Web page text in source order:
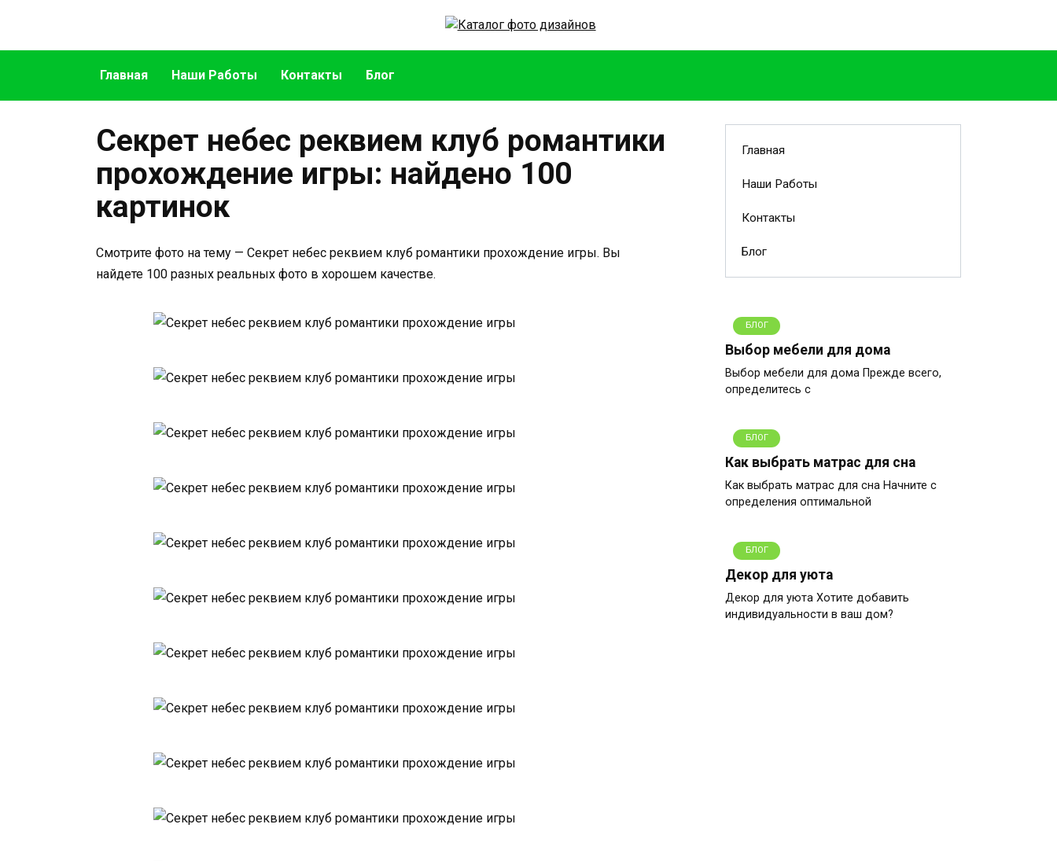
Главная
Наши Работы Контакты Блог
Секрет небес реквием клуб романтики
прохождение игры: найдено 100
картинок
Смотрите фото на тему — Секрет небес реквием клуб романтики прохождение игры. Вы
найдете 100 разных реальных фото в хорошем качестве.
Главная
Наши Работы
Контакты
Блог
БЛОГ
Выбор мебели для дома
Выбор мебели для дома Прежде всего,
определитесь с
БЛОГ
Как выбрать матрас для сна
Как выбрать матрас для сна Начните с
определения оптимальной
БЛОГ
Декор для уюта
Декор для уюта Хотите добавить
индивидуальности в ваш дом?